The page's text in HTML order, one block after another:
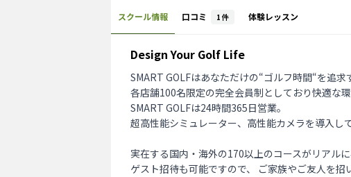
スクール情報 口コミ 1 件 体験レッスン
Design Your Golf Life
SMART GOLFはあなただけの“ゴルフ時間“を追
各店舗100名限定の完全会員制としており快適な
SMART GOLFは24時間365日営業。
超高性能シミュレーター、高性能カメラを導入し
実在する国内・海外の170以上のコースがリアル
ゲスト招待も可能ですので、 ご家族やご友人を招